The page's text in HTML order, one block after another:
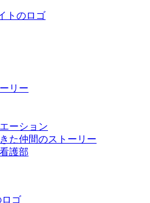
リー
ーション
た仲間のストーリー
護部